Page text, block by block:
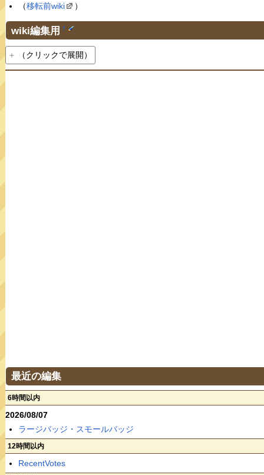
（移転前wiki ）
wiki編集用 †
（クリックで展開）
最近の編集
6時間以内
2026/08/07
ラージバッジ・スモールバッジ
12時間以内
RecentVotes